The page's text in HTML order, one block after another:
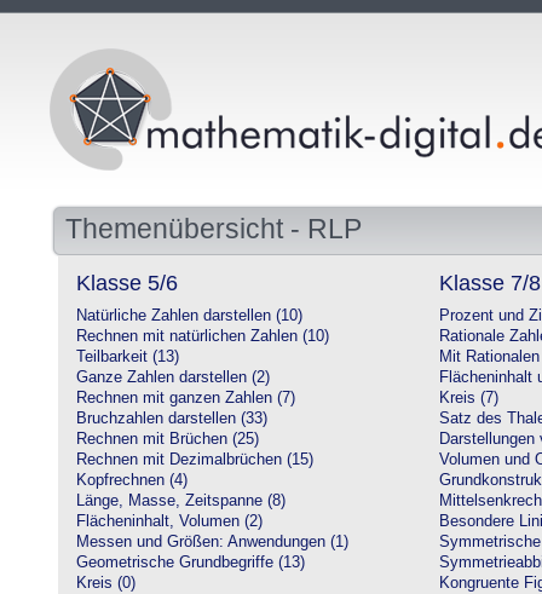
Themenübersicht - RLP
Klasse 5/6
Natürliche Zahlen darstellen (10)
Rechnen mit natürlichen Zahlen (10)
Teilbarkeit (13)
Ganze Zahlen darstellen (2)
Rechnen mit ganzen Zahlen (7)
Bruchzahlen darstellen (33)
Rechnen mit Brüchen (25)
Rechnen mit Dezimalbrüchen (15)
Kopfrechnen (4)
Länge, Masse, Zeitspanne (8)
Flächeninhalt, Volumen (2)
Messen und Größen: Anwendungen (1)
Geometrische Grundbegriffe (13)
Kreis (0)
Klasse 7/8
Prozent und
Rationale
Mit
Flächeninhalt
Kreis (7)
Satz des
Darstellungen
Volumen und
Besondere
Kongruente